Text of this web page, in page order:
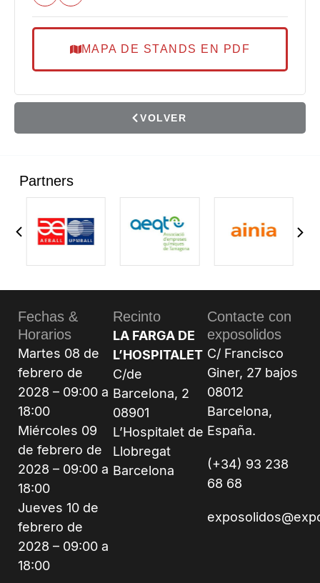
MAPA DE STANDS EN PDF
VOLVER
Partners
Fechas &
Horarios
Martes 08 de
febrero de
2028 – 09:00 a
18:00
Miércoles 09
de febrero de
2028 – 09:00 a
18:00
Jueves 10 de
febrero de
2028 – 09:00 a
18:00
Recinto
LA FARGA DE
L’HOSPITALET
C/de
Barcelona, 2
08901
L’Hospitalet de
Llobregat
Barcelona
Contacte con
exposolidos
C/ Francisco
Giner, 27 bajos
08012
Barcelona,
España.
(+34) 93 238
68 68